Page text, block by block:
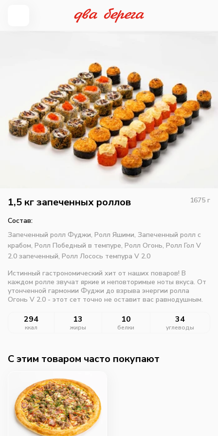
1,5 кг запеченных роллов 1675 г
Состав:
Запеченный ролл Фуджи, Ролл Яшими, Запеченный ролл с
крабом, Ролл Победный в темпуре, Ролл Огонь, Ролл Гол V
2.0 запеченный, Ролл Лосось темпура V 2.0
Истинный гастрономический хит от наших поваров! В
каждом ролле звучат яркие и неповторимые ноты вкуса. От
утонченной гармонии Фуджи до взрыва энергии ролла
Огонь V 2.0 - этот сет точно не оставит вас равнодушным.
294
ккал
13
жиры
10
белки
34
углеводы
C этим товаром часто покупают